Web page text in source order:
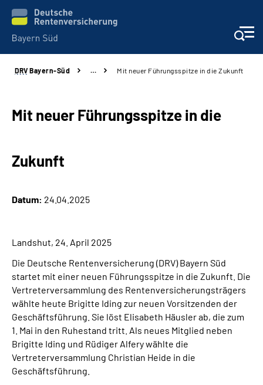
Beratung und Kontakt
Karriere
Inhalte in Gebärdensprache (DGS)
Leichte Sprache
Suche
Mein Kundenportal
DRV Bayern-Süd … Mit neuer Führungsspitze in die Zukunft
Mit neuer Führungsspitze in die
Zukunft
Datum: 24.04.2025
Landshut, 24. April 2025
Die Deutsche Rentenversicherung (DRV) Bayern Süd
startet mit einer neuen Führungsspitze in die Zukunft. Die
Vertreterversammlung des Rentenversicherungsträgers
wählte heute Brigitte Iding zur neuen Vorsitzenden der
Geschäftsführung. Sie löst Elisabeth Häusler ab, die zum
1. Mai in den Ruhestand tritt. Als neues Mitglied neben
Brigitte Iding und Rüdiger Alfery wählte die
Vertreterversammlung Christian Heide in die
Geschäftsführung.